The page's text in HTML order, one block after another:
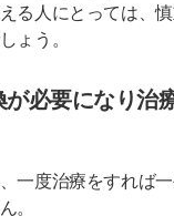
る人にとっては、
ょう。
必要になり治
一度治療をすれば
。